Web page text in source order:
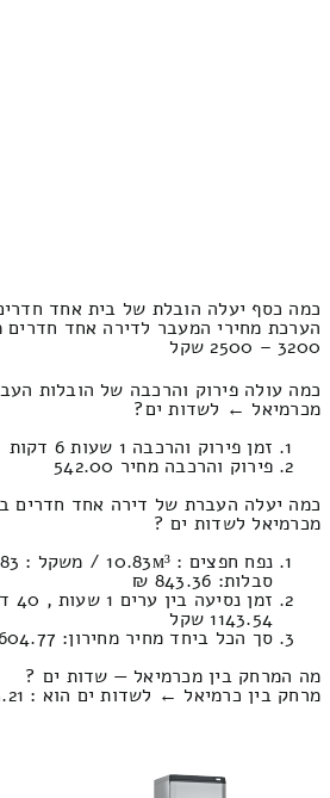
כמה כסף יעלה הובלת של בית אחד
הערכת מחירי המעבר לדירה אחד חדרים
3200 – 2500 שקל
כמה עולה פירוק והרכבה של הובלות
מכרמיאל ← לשדות ים?
זמן פירוק והרכבה 1 שעות 6 דקות
פירוק והרכבה מחיר 542.00
כמה יעלה העברת של דירה אחד חדרים
מכרמיאל לשדות ים ?
סבלות: 843.36 ₪
1143.54 שקל
סך הכל ביחד מחיר מחירון: 2604.77 שח
מה המרחק בין מכרמיאל — שדות ים ?
מרחק בין כרמיאל ← לשדות ים הוא : 133.21 קילומטרים